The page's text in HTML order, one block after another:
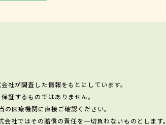
社が調査した情報をもとにしています。
証するものではありません。
医療機関に直接ご確認ください。
社ではその賠償の責任を一切負わないものとします。